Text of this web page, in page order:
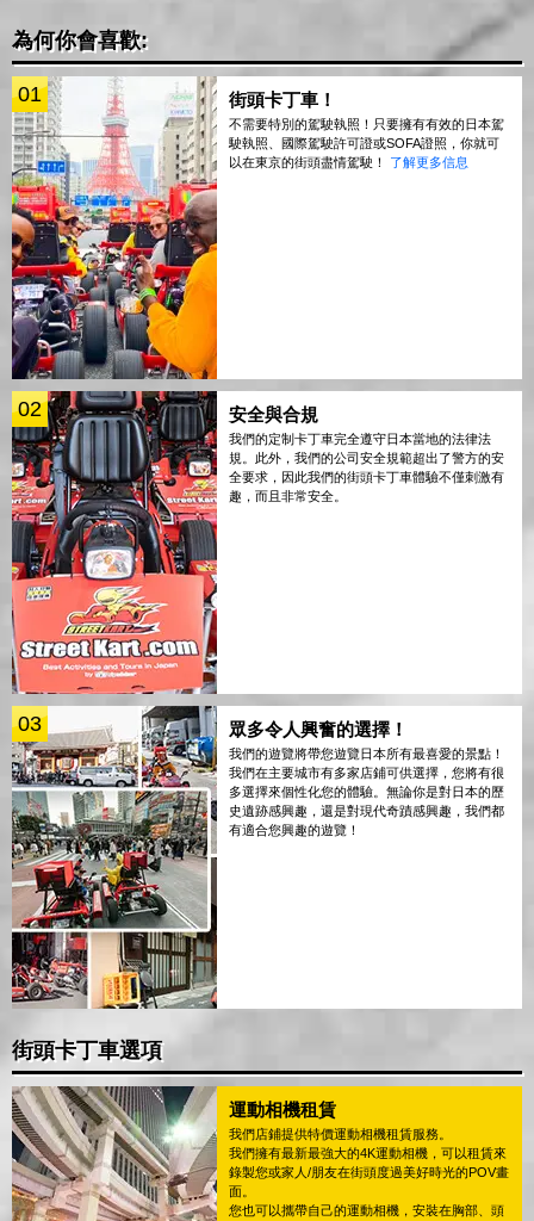
為何你會喜歡:
01 街頭卡丁車！
不需要特別的駕駛執照！只要擁有有效的日本駕
駛執照、國際駕駛許可證或SOFA證照，你就可
以在東京的街頭盡情駕駛！ 了解更多信息
02 安全與合規
我們的定制卡丁車完全遵守日本當地的法律法
規。此外，我們的公司安全規範超出了警方的安
全要求，因此我們的街頭卡丁車體驗不僅刺激有
趣，而且非常安全。
03 眾多令人興奮的選擇！
我們的遊覽將帶您遊覽日本所有最喜愛的景點！
我們在主要城市有多家店鋪可供選擇，您將有很
多選擇來個性化您的體驗。無論你是對日本的歷
史遺跡感興趣，還是對現代奇蹟感興趣，我們都
有適合您興趣的遊覽！
街頭卡丁車選項
運動相機租賃
我們店鋪提供特價運動相機租賃服務。
我們擁有最新最強大的4K運動相機，可以租賃來
錄製您或家人/朋友在街頭度過美好時光的POV畫
面。
您也可以攜帶自己的運動相機，安裝在胸部、頭